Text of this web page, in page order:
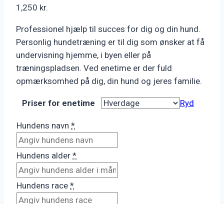
1,250 kr.
Professionel hjælp til succes for dig og din hund.
Personlig hundetræning er til dig som ønsker at få
undervisning hjemme, i byen eller på
træningspladsen. Ved enetime er der fuld
opmærksomhed på dig, din hund og jeres familie.
Priser for enetime Ryd
Hundens navn *
Hundens alder *
Hundens race *